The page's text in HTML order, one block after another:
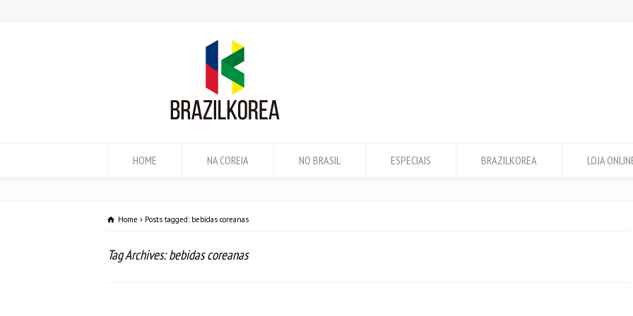
HOME NA COREIA NO BRASIL ESPECIAIS BRAZILKOREA LOJA
Home Posts tagged: bebidas coreanas
Tag Archives: bebidas coreanas